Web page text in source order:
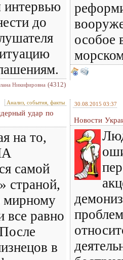
интервью
до
Никифировна (4312)
особое
Анализ, события, факты
удар по
на то,
самой
страной,
мирному
все равно
в
30.08.2015 03:37
Новости